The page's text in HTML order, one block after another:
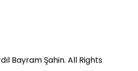
Bayram Şahin. All Rights